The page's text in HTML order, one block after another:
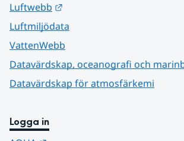
Luftwebb
Luftmiljödata
VattenWebb
Datavärdskap, oceanografi och
Datavärdskap för atmosfärkemi
Logga in